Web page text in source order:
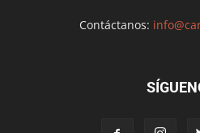
Contáctanos: